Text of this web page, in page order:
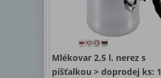
Mlékovar 2,5 l. nerez s
píšťalkou > doprodej ks: 1